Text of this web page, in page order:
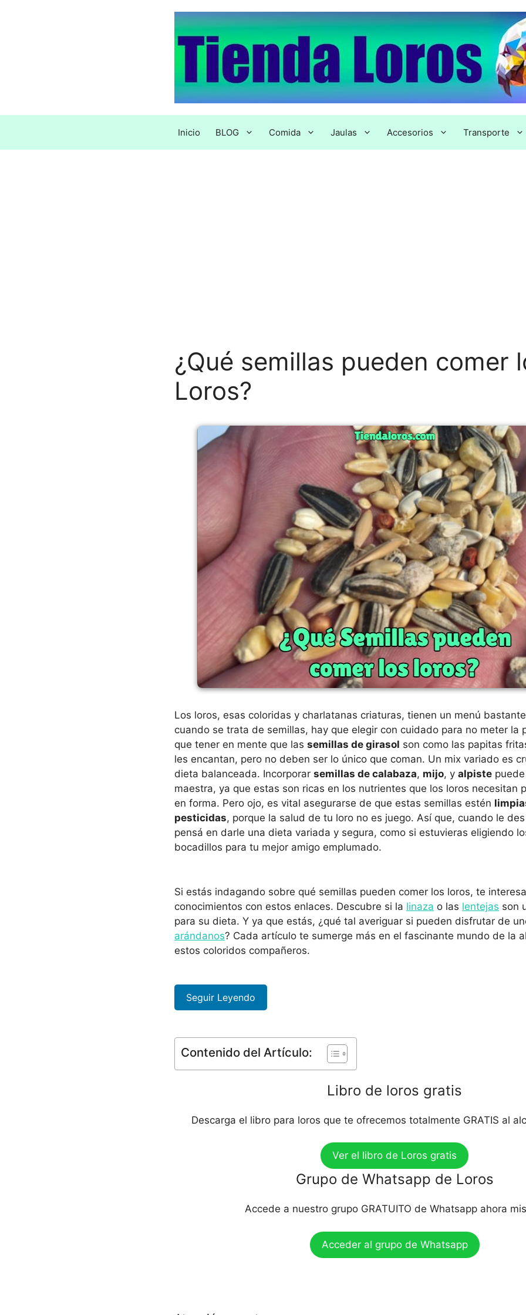
Inicio BLOG Comida Jaulas Accesorios Transporte
¿Qué semillas pueden comer
Loros?
Los loros, esas coloridas y charlatanas criaturas, tienen un menú
cuando se trata de semillas, hay que elegir con cuidado para no meter la
que tener en mente que las semillas de girasol son como las papitas
les encantan, pero no deben ser lo único que coman. Un mix variado es
dieta balanceada. Incorporar semillas de calabaza, mijo, y alpiste
maestra, ya que estas son ricas en los nutrientes que los loros necesitan
en forma. Pero ojo, es vital asegurarse de que estas semillas estén
pesticidas, porque la salud de tu loro no es juego. Así que, cuando le
pensá en darle una dieta variada y segura, como si estuvieras eligiendo
bocadillos para tu mejor amigo emplumado.
Si estás indagando sobre qué semillas pueden comer los loros, te
conocimientos con estos enlaces. Descubre si la linaza o las lentejas son
para su dieta. Y ya que estás, ¿qué tal averiguar si pueden disfrutar de
arándanos? Cada artículo te sumerge más en el fascinante mundo de la
estos coloridos compañeros.
Seguir Leyendo
Contenido del Artículo:
Libro de loros gratis
Descarga el libro para loros que te ofrecemos totalmente GRATIS al
Ver el libro de Loros gratis
Grupo de Whatsapp de Loros
Accede a nuestro grupo GRATUITO de Whatsapp ahora
Acceder al grupo de Whatsapp